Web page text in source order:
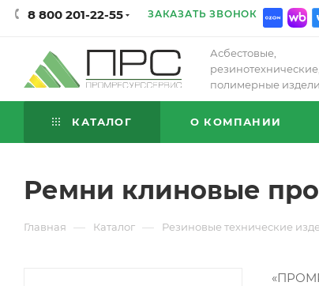
8 800 201-22-55 ЗАКАЗАТЬ ЗВОНОК
Асбестовые,
резинотехнические,
полимерные
КАТАЛОГ О КОМПАНИИ
Ремни клиновые
Главная — Каталог — Резиновые технические